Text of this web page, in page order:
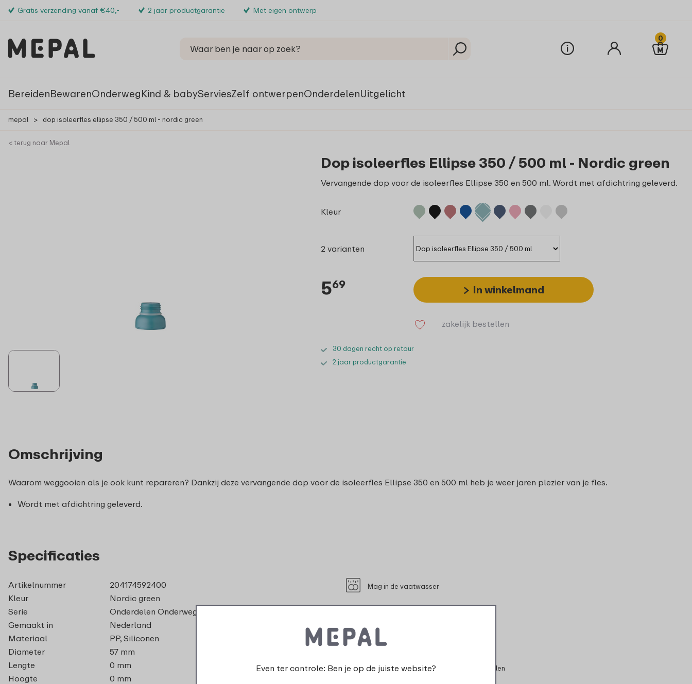
Gratis verzending vanaf €40,- 2 jaar productgarantie Met eigen ontwerp
0
BereidenBewarenOnderwegKind & babyServiesZelf ontwerpenOnderdelenUitgelicht
mepal > dop isoleerfles ellipse 350 / 500 ml - nordic green
< terug naar Mepal
Dop isoleerfles Ellipse 350 / 500 ml - Nordic green
Vervangende dop voor de isoleerfles Ellipse 350 en 500 ml. Wordt met afdichtring geleverd.
Kleur
2 varianten
569 In winkelmand
zakelijk bestellen
30 dagen recht op retour
2 jaar productgarantie
Omschrijving
Waarom weggooien als je ook kunt repareren? Dankzij deze vervangende dop voor de isoleerfles Ellipse 350 en 500 ml heb je weer jaren plezier van je fles.
Wordt met afdichtring geleverd.
Specificaties
Artikelnummer
204174592400
Kleur
Nordic green
Serie
Onderdelen Onderweg - Isoleer
Gemaakt in
Nederland
Materiaal
PP, Siliconen
Diameter
57 mm
Lengte
0 mm
Hoogte
0 mm
Mag in de vaatwasser
Niet geschikt voor de magnetron
Geschikt voor contact met levensmiddelen
Even ter controle: Ben je op de juiste website?